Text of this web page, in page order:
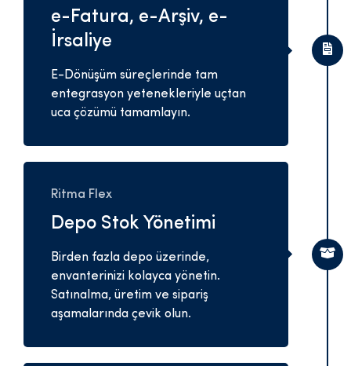
e-Fatura, e-Arşiv, e-
İrsaliye
E-Dönüşüm süreçlerinde tam
entegrasyon yetenekleriyle uçtan
uca çözümü tamamlayın.
Ritma Flex
Depo Stok Yönetimi
Birden fazla depo üzerinde,
envanterinizi kolayca yönetin.
Satınalma, üretim ve sipariş
aşamalarında çevik olun.